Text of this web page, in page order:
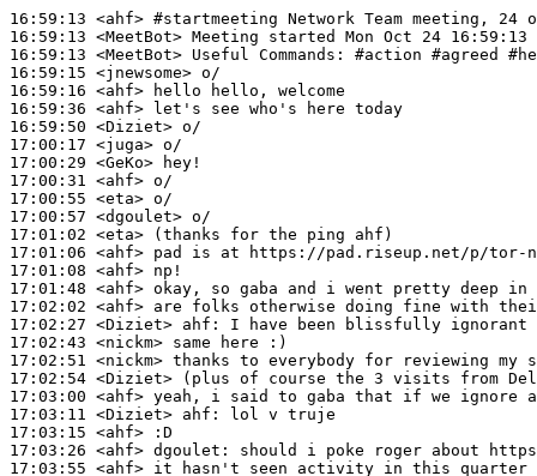
16:59:13 <ahf> #startmeeting Network Team meeting, 24
16:59:13 <MeetBot>
16:59:13 <MeetBot>
16:59:15 <jnewsome>
16:59:16 <ahf>
16:59:36 <ahf>
16:59:50 <Diziet>
17:00:17 <juga>
17:00:29 <GeKo>
17:00:31 <ahf>
17:00:55 <eta>
17:00:57 <dgoulet>
17:01:02 <eta>
17:01:06 <ahf>
17:01:08 <ahf>
17:01:48 <ahf>
17:02:02 <ahf>
17:02:27 <Diziet> ahf:
17:02:43 <nickm>
17:02:51 <nickm>
17:02:54 <Diziet>
17:03:00 <ahf>
17:03:11 <Diziet> ahf:
17:03:15 <ahf>
17:03:26 <ahf> dgoulet:
17:03:55 <ahf>